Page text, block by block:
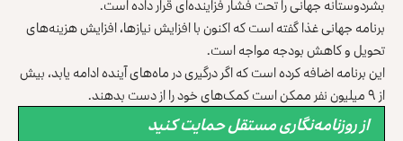
‏بشردوستانه جهانی را تحت فشار فزاینده‌ای قرار داده است‎.‎
برنامه جهانی غذا گفته است که اکنون با افزایش نیازها، افزایش ‏هزینه‌های
تحویل و کاهش بودجه مواجه است‎.‎
این برنامه اضافه کرده است که اگر درگیری در ماه‌های آینده ادامه ‏یابد، بیش
از ۹ میلیون نفر ممکن است کمک‌های خود را از دست ‏بدهند‎.‎
از روزنامه‌نگاری مستقل حمایت کنید